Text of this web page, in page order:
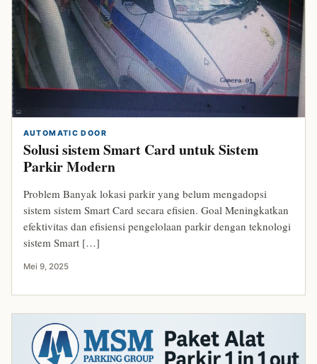
AUTOMATIC DOOR
Solusi sistem Smart Card untuk Sistem
Parkir Modern
Problem Banyak lokasi parkir yang belum mengadopsi
sistem sistem Smart Card secara efisien. Goal Meningkatkan
efektivitas dan efisiensi pengelolaan parkir dengan teknologi
sistem Smart […]
Mei 9, 2025